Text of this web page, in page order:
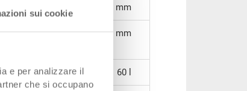
sui cookie
e per analizzare il
che si occupano
306 mm
309 mm
60 l